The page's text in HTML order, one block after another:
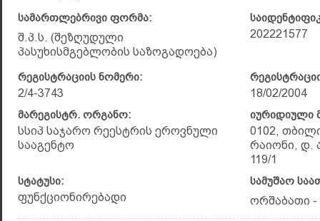
სამართლებრივი ფორმა:
შ.პ.ს. (შეზღუდული
პასუხისმგებლობის საზოგადოება)
202221577
რეგისტრაციის ნომერი:
2/4-3743 18/02/2004
მარეგისტრ. ორგანო:
სსიპ საჯარო რეესტრის ეროვნული
სააგენტო
იურიდიული
0102,
რაიონი, დ.
119/1
სტატუსი:
ფუნქციონირებადი
სამუშაო
ორშაბათი -